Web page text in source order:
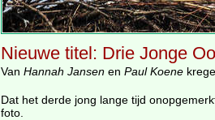
Nieuwe titel: Drie Jonge
Van Hannah Jansenen Paul Koene
Dat het derde jong lange tijd
foto.